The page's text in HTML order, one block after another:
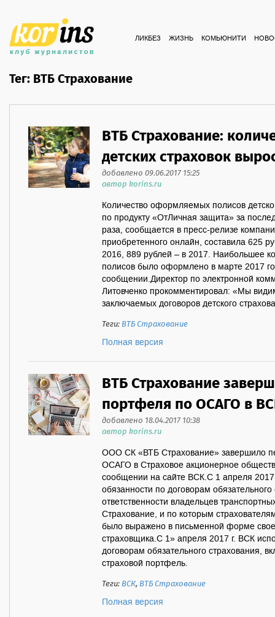
ЛИКБЕЗ ЖИЗНЬ КОМЬЮНИТИ
Тег: ВТБ Страхование
ВТБ Страхование:
детских страховок
добавлено 09.06.2017 15:25
автор korins.ru
Количество оформляемых полисов
по продукту «ОтЛичная защита» за
раза, сообщается в пресс-релизе
приобретенного онлайн, составила 625
2016, 889 рублей – в 2017. Наибольшее
полисов было оформлено в марте 2017
сообщении.Директор по электронной
Литовченко прокомментировал: «Мы
заключаемых договоров детского
Теги:ВТБ Страхование
Полная версия
ВТБ Страхование
портфеля по ОСАГО в
добавлено 18.04.2017 10:38
автор korins.ru
ООО СК «ВТБ Страхование» завершило
ОСАГО в Страховое акционерное
сообщении на сайте ВСК.С 1 апреля
обязанности по договорам
ответственности владельцев
Страхование, и по которым
было выражено в письменной форме
страховщика.С 1» апреля 2017 г. ВСК
договорам обязательного страхования,
страховой портфель.
Теги:ВСК, ВТБ Страхование
Полная версия